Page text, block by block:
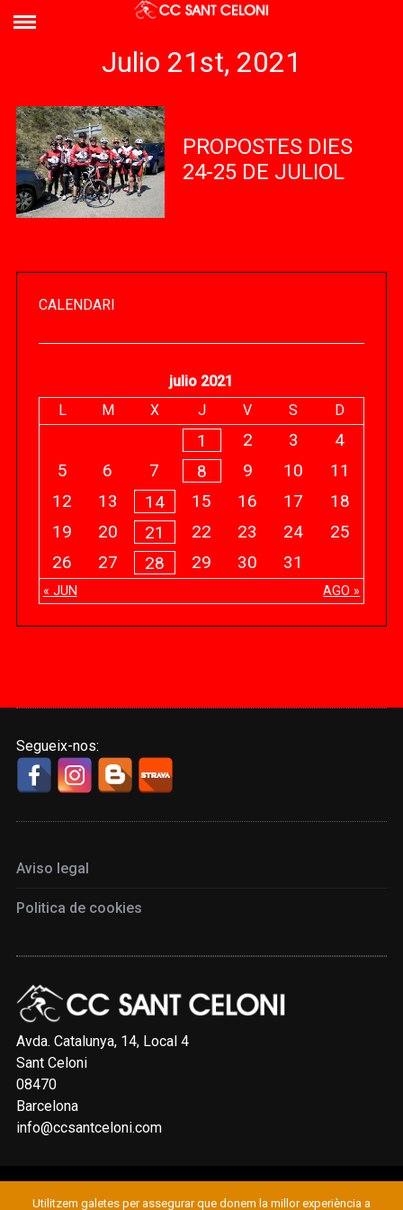
Julio 21st, 2021
PROPOSTES DIES
24-25 DE JULIOL
CALENDARI
julio 2021
L
M X J V S D
« JUN AGO »
1 2 3
4
5
6 7 8 9 10
11
12
13 14 15 16 17
18
19
20 21 22 23 24
25
26
27 28 29 30 31
Segueix-nos:
Aviso legal
Politica de cookies
Avda. Catalunya, 14, Local 4
Sant Celoni
08470
Barcelona
info@ccsantceloni.com
© 2019 CLUB CICLISTA SANT CELONI
Utilitzem galetes per assegurar que donem la millor experiència a